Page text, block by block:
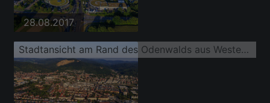
28.08.2017
Stadtansicht am Rand des Odenwalds aus Westen mit Wormser Straße und Hans-Freudenberg-Schule